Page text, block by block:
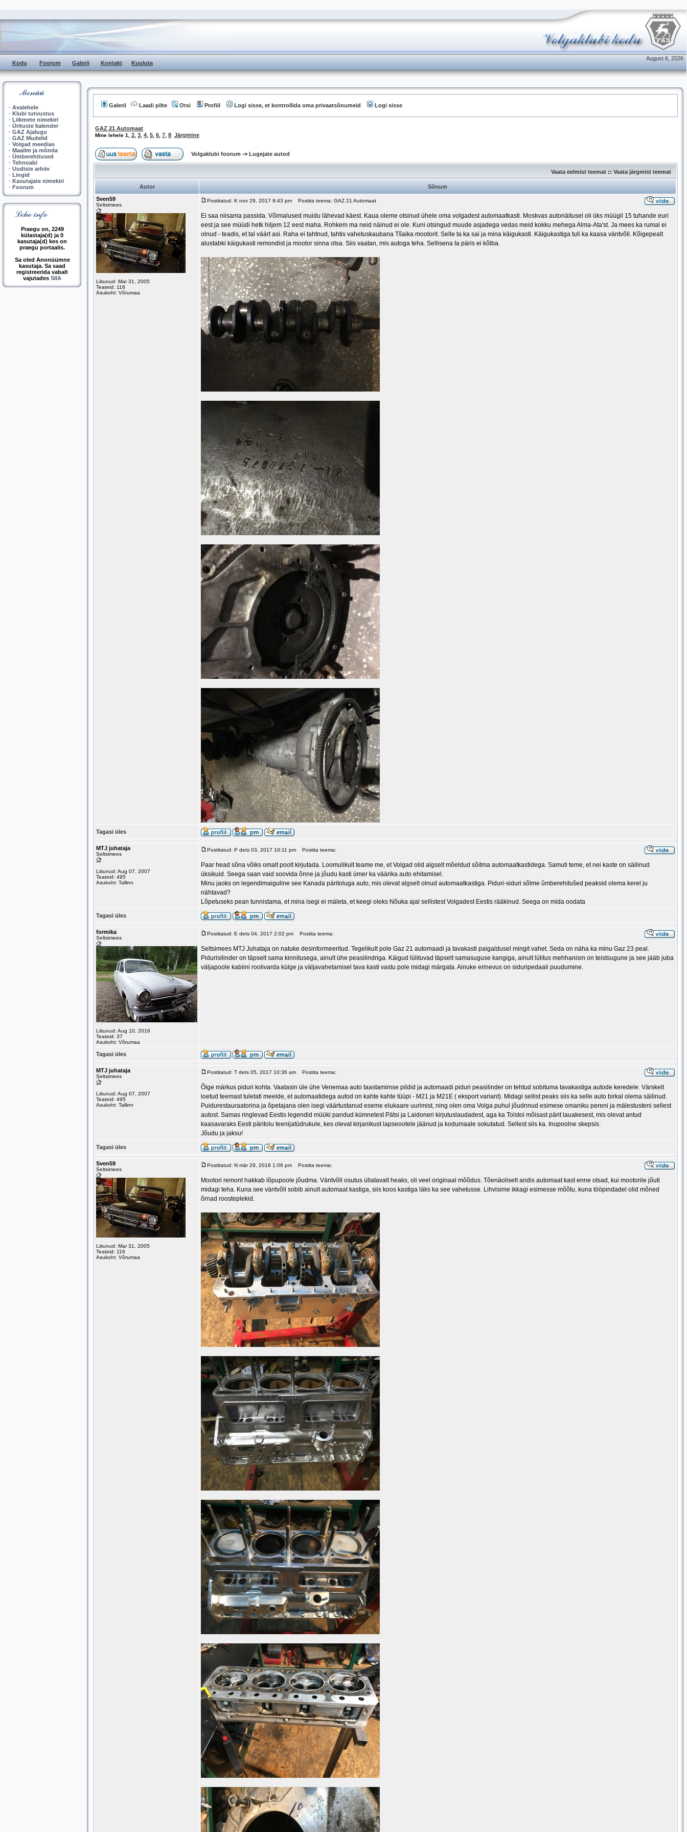
Kodu Foorum Galerii Kontakt Kuuluta
August 6, 2026
· Avalehele
· Klubi tutvustus
· Liikmete nimekiri
· Ürituste kalender
· GAZ Ajalugu
· GAZ Mudelid
· Volgad meedias
· Maailm ja mõnda
· Ümberehitused
· Tehnoabi
· Uudiste arhiiv
· Lingid
· Kasutajate nimekiri
· Foorum
Praegu on, 2249
külastaja(d) ja 0
kasutaja(d) kes on
praegu portaalis.
Sa oled Anonüümne
kasutaja. Sa saad
registreerida vabalt
vajutades SIIA
Galerii Laadi pilte Otsi Profiil Logi sisse, et kontrollida oma privaatsõnumeid Logi sisse
GAZ 21 Automaat
Mine lehele 1 2 3 4 5 6 7 8 Järgmine
Volgaklubi foorum -> Lugejate autod
Vaata eelmist teemat :: Vaata järgmist teemat
Autor
Sõnum
Sven59
Seltsimees
Liitunud: Mar 31, 2005
Teateid: 116
Asukoht: Võrumaa
Postitatud: K nov 29, 2017 9:43 pm Postita teema: GAZ 21 Automaat
Ei saa niisama passida. Võimalused muidu lähevad käest. Kaua oleme otsinud ühele oma volgadest automaatkasti. Moskvas autonäitusel oli üks müügil 15 tuhande euri
eest ja see müüdi hetk hiljem 12 eest maha. Rohkem ma neid näinud ei ole. Kuni otsingud muude asjadega vedas meid kokku mehega Alma-Ata'st. Ja mees ka rumal ei
olnud - teadis, et tal väärt asi. Raha ei tahtnud, tahtis vahetuskaubana Tšaika mootorit. Selle ta ka sai ja mina käigukasti. Käigukastiga tuli ka kaasa väntvõll. Kõigepealt
alustabki käigukasti remondist ja mootor sinna otsa. Siis vaatan, mis autoga teha. Sellisena ta päris ei kõlba.
Tagasi üles
MTJ juhataja
Seltsimees
Liitunud: Aug 07, 2007
Teateid: 495
Asukoht: Tallinn
Postitatud: P dets 03, 2017 10:11 pm Postita teema:
Paar head sõna võiks omalt poolt kirjutada. Loomulikult teame me, et Volgad olid algselt mõeldud sõitma automaatkastidega. Samuti teme, et nei kaste on säilinud
üksikuid. Seega saan vaid soovida õnne ja jõudu kasti ümer ka väärika auto ehitamisel.
Minu jaoks on legendimaiguline see Kanada päritoluga auto, mis olevat algselt olnud automaatkastiga. Piduri-siduri sõlme ûmberehitušed peaksid olema kerel ju
nähtavad?
Lõpetuseks pean tunnistama, et mina isegi ei mäleta, et keegi oleks Nõuka ajal sellistest Volgadest Eestis rääkinud. Seega on mida oodata
Tagasi üles
formika
Seltsimees
Liitunud: Aug 10, 2016
Teateid: 37
Asukoht: Võrumaa
Postitatud: E dets 04, 2017 2:02 pm Postita teema:
Seltsimees MTJ Juhataja on natuke desinformeeritud. Tegelikult pole Gaz 21 automaadi ja tavakasti paigaldusel mingit vahet. Seda on näha ka minu Gaz 23 peal.
Pidurisilinder on täpselt sama kinnitusega, ainult ühe peasilindriga. Käigud lülituvad täpselt samasuguse kangiga, ainult lülitus mehhanism on teistsugune ja see jääb juba
väljapoole kabiini roolivarda külge ja väljavahetamisel tava kasti vastu pole midagi märgata. Ainuke erinevus on siduripedaali puudumine.
Tagasi üles
MTJ juhataja
Seltsimees
Liitunud: Aug 07, 2007
Teateid: 495
Asukoht: Tallinn
Postitatud: T dets 05, 2017 10:36 am Postita teema:
Õige märkus piduri kohta. Vaatasin üle ühe Venemaa auto taastamimse pildid ja automaadi piduri peasilinder on tehtud sobituma tavakastiga autode keredele. Värskelt
loetud teemast tuletati meelde, et automaatidega autod on kahte kahte tüüpi - M21 ja M21E ( eksport variant). Midagi sellist peaks siis ka selle auto birkal olema säilinud.
Puidurestauraatorina ja õpetajana olen isegi väärtustanud eseme elukaare uurimist, ning olen oma Volga puhul jõudnnud esimese omaniku pereni ja mälestusteni sellest
autost. Samas ringlevad Eestis legendid müüki pandud kümnetest Pätsi ja Laidoneri kirjutuslaudadest, aga ka Tolstoi mõisast pärit lauakesest, mis olevat antud
kaasavaraks Eesti päritolu teenijatüdrukule, kes olevat kirjanikust lapseootele jäänud ja kodumaale sokutatud. Sellest siis ka. Inupoolne skepsis.
Jõudu ja jaksu!
Tagasi üles
Sven59
Seltsimees
Liitunud: Mar 31, 2005
Teateid: 116
Asukoht: Võrumaa
Postitatud: N mär 29, 2018 1:06 pm Postita teema:
Mootori remont hakkab lõpupoole jõudma. Väntvõll osutus üllatavalt heaks, oli veel originaal mõõdus. Tõenäoliselt andis automaat kast enne otsad, kui mootorile jõuti
midagi teha. Kuna see väntvõll sobib ainult automaat kastiga, siis koos kastiga läks ka see vahetusse. Lihvisime ikkagi esimesse mõõtu, kuna tööpindadel olid mõned
õrnad roosteplekid.